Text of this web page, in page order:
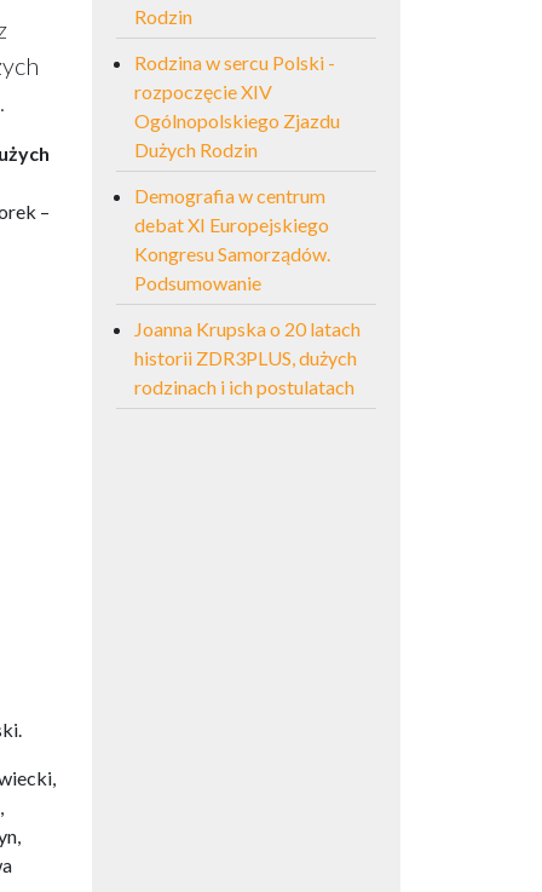
–
Rodzin
Rodzina w sercu Polski -
rozpoczęcie XIV
Ogólnopolskiego Zjazdu
Dużych Rodzin
Demografia w centrum
debat XI Europejskiego
Kongresu Samorządów.
Podsumowanie
Joanna Krupska o 20 latach
historii ZDR3PLUS, dużych
rodzinach i ich postulatach